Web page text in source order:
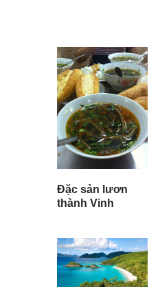
Đặc sản lươn
thành Vinh